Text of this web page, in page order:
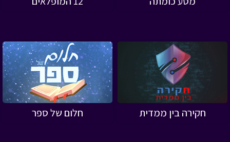
חקירה בין ממדית חלום של ספר